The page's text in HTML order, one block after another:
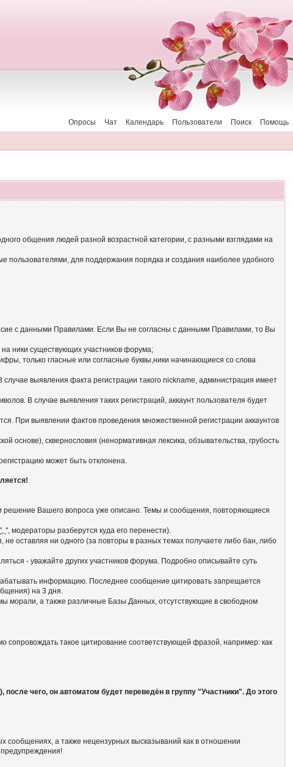
Помощь
Поиск
Пользователи
Календарь
Чат
Опросы
общения людей разной возрастной категории, с разными взглядами на
для поддержания порядка и создания наиболее удобного
с данными Правилами. Если Вы не согласны с данными Правилами, то Вы
на ники существующих участников форума;
только гласные или согласные буквы,ники начинающиеся со словa
выявления факта регистрации такого nickname, администрация имеет
В случае выявления таких регистраций, аккаунт пользователя будет
При выявлении фактов проведения множественной регистрации аккаунтов
сквернословия (ненормативная лексика, обзывательства, грубость
может быть отклонена.
решение Вашего вопроса уже описано. Темы и сообщения, повторяющиеся
", модераторы разберутся куда его перенести).
оставляя ни одного (за повторы в разных темах получаете либо бан, либо
- уважайте других участников форума. Подробно описывайте суть
информацию. Последнее сообщение цитировать запрещается
на 3 дня.
морали, а также различные Базы Данных, отсутствующие в свободном
такое цитирование соответствующей фразой, например: как
чего, он автоматом будет переведён в группу "Участники". До этого
сообщениях, а также нецензурных высказываний как в отношении